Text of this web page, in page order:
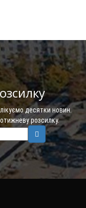
десятки новин.
розсилку.